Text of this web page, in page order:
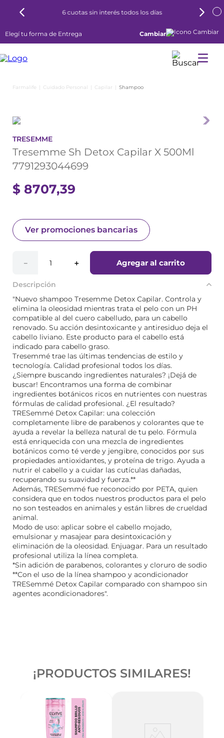
6 cuotas sin interés todos los días
Elegí tu forma de Entrega Cambiar
Cuidado Personal Capilar Shampoo
TRESEMME
Tresemme Sh Detox Capilar X 500Ml
7791293044699
$ 8707,39
Ver promociones bancarias
＋
－ Agregar al carrito
Descripción
"Nuevo shampoo Tresemme Detox Capilar. Controla y
elimina la oleosidad mientras trata el pelo con un PH
compatible al del cuero cabelludo, para un cabello
renovado. Su acción desintoxicante y antiresiduo deja el
cabello liviano. Este producto para el cabello está
indicado para cabello graso.
Tresemmé trae las últimas tendencias de estilo y
tecnología. Calidad profesional todos los días.
¿Siempre buscando ingredientes naturales? ¡Dejá de
buscar! Encontramos una forma de combinar
ingredientes botánicos ricos en nutrientes con nuestras
fórmulas de calidad profesional. ¿El resultado?
TRESemmé Detox Capilar: una colección
completamente libre de parabenos y colorantes que te
ayuda a revelar la belleza natural de tu pelo. Fórmula
está enriquecida con una mezcla de ingredientes
botánicos como té verde y jengibre, conocidos por sus
propiedades antioxidantes, y proteína de trigo. Ayuda a
nutrir el cabello y a cuidar las cutículas dañadas,
recuperando su suavidad y fuerza.**
Además, TRESemmé fue reconocido por PETA, quien
considera que en todos nuestros productos para el pelo
no son testeados en animales y están libres de crueldad
animal.
Modo de uso: aplicar sobre el cabello mojado,
emulsionar y masajear para desintoxicación y
eliminación de la oleosidad. Enjuagar. Para un resultado
profesional utiliza la línea completa.
*Sin adición de parabenos, colorantes y cloruro de sodio
**Con el uso de la línea shampoo y acondicionador
TRESemmé Detox Capilar comparado con shampoo sin
agentes acondicionadores".
¡PRODUCTOS SIMILARES!